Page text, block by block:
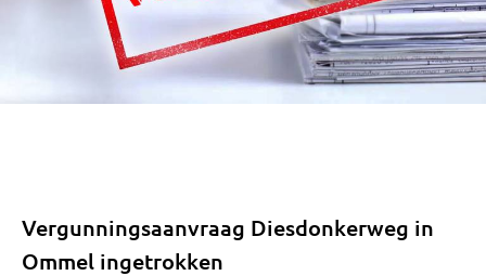
Vergunningsaanvraag Diesdonkerweg in
Ommel ingetrokken